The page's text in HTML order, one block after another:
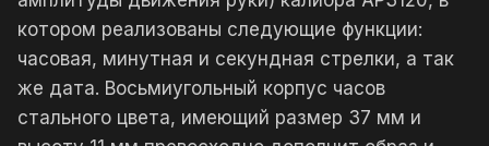
котором реализованы следующие функции:
часовая, минутная и секундная стрелки, а так
же дата. Восьмиугольный корпус часов
стального цвета, имеющий размер 37 мм и